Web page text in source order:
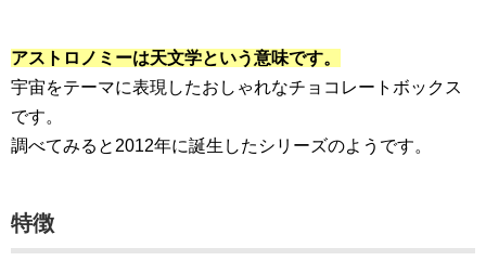
アストロノミーは天文学という意味です。
宇宙をテーマに表現したおしゃれなチョコレートボックス
です。
調べてみると2012年に誕生したシリーズのようです。
特徴